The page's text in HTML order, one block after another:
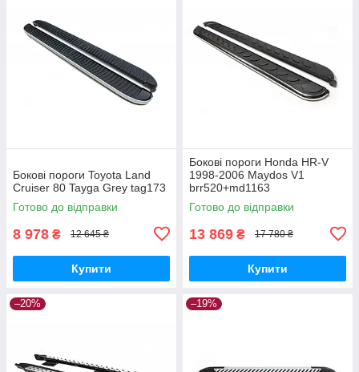
Бокові пороги Toyota Land
Cruiser 80 Tayga Grey tag173
Готово до відправки
8 978 ₴ 12 645 ₴
Купити
Бокові пороги Honda HR-V
1998-2006 Maydos V1
brr520+md1163
Готово до відправки
13 869 ₴ 17 780 ₴
Купити
–20% –19%